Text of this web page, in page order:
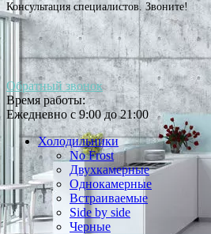
Консультация специалистов. Звоните!
Обратный звонок
Время работы:
Ежедневно с 9:00 до 21:00
Холодильники
No Frost
Двухкамерные
Однокамерные
Встраиваемые
Side by side
Черные